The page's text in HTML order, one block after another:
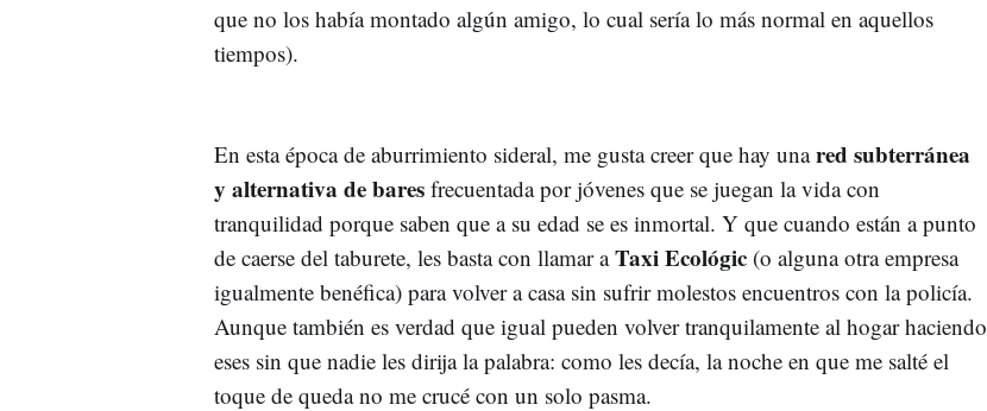
que no los había montado algún amigo, lo cual sería lo más normal en aquellos
tiempos).
En esta época de aburrimiento sideral, me gusta creer que hay unared subterránea
y alternativa de bares frecuentada por jóvenes que se juegan la vida con
tranquilidad porque saben que a su edad se es inmortal. Y que cuando están a punto
de caerse del taburete, les basta con llamar aTaxi Ecológic (o alguna otra empresa
igualmente benéfica) para volver a casa sin sufrir molestos encuentros con la policía.
Aunque también es verdad que igual pueden volver tranquilamente al hogar haciendo
eses sin que nadie les dirija la palabra: como les decía, la noche en que me salté el
toque de queda no me crucé con un solo pasma.